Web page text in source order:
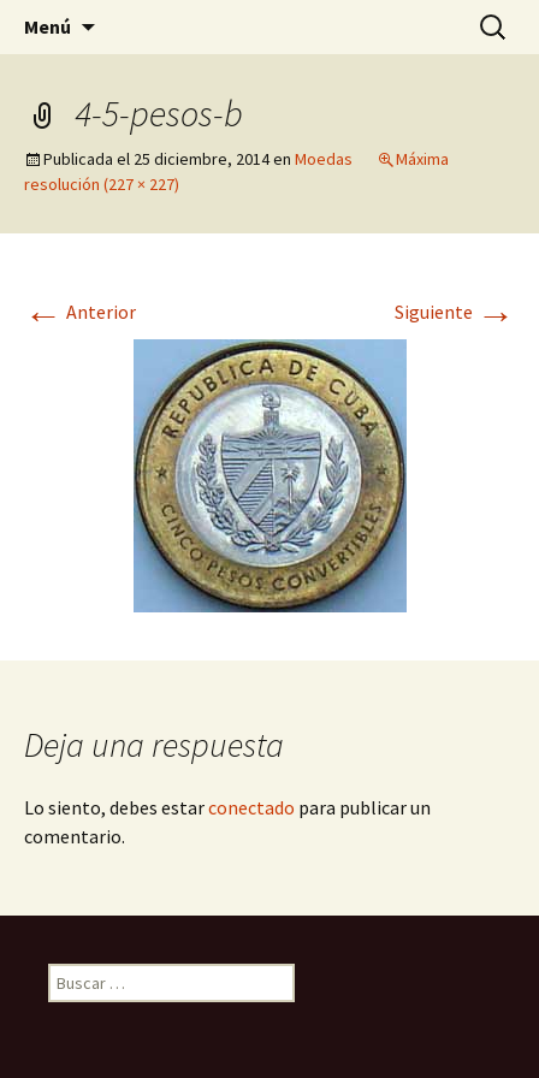
Quintasnovas
Pagina sobre licores,viño, cervexa, sidra,
receitas, fotografia, agricultura, informatica,
linux e outras afeccións
Menú Buscar:
4-5-pesos-b
Publicada el 25 diciembre, 2014en Moedas
Máxima
resolución (227 × 227)
← Anterior Siguiente →
Deja una respuesta
Lo siento, debes estarconectado para publicar un
comentario.
Buscar: